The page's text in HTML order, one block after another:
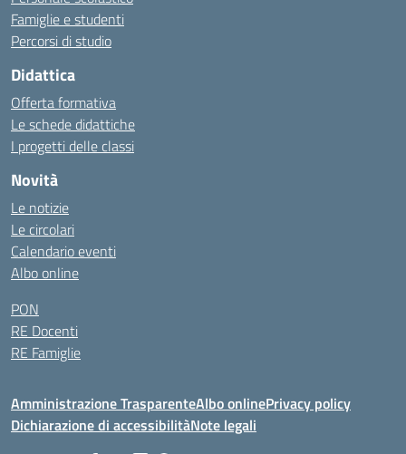
Famiglie e studenti
Percorsi di studio
Didattica
Offerta formativa
Le schede didattiche
I progetti delle classi
Novità
Le notizie
Le circolari
Calendario eventi
Albo online
PON
RE Docenti
RE Famiglie
Amministrazione TrasparenteAlbo onlinePrivacy policy
Dichiarazione di accessibilitàNote legali